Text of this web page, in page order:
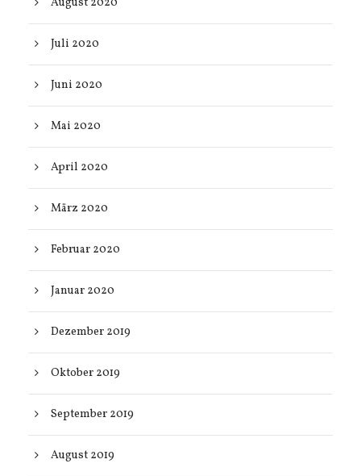
Juli 2020
Juni 2020
Mai 2020
April 2020
März 2020
Februar 2020
Januar 2020
Dezember 2019
Oktober 2019
September 2019
August 2019